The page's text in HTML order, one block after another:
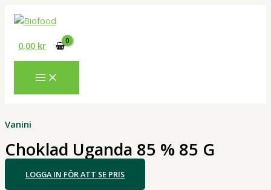
Hoppa
0,00 kr
Vanini
Choklad Uganda 85 % 85 G
LOGGA IN FÖR ATT SE PRIS